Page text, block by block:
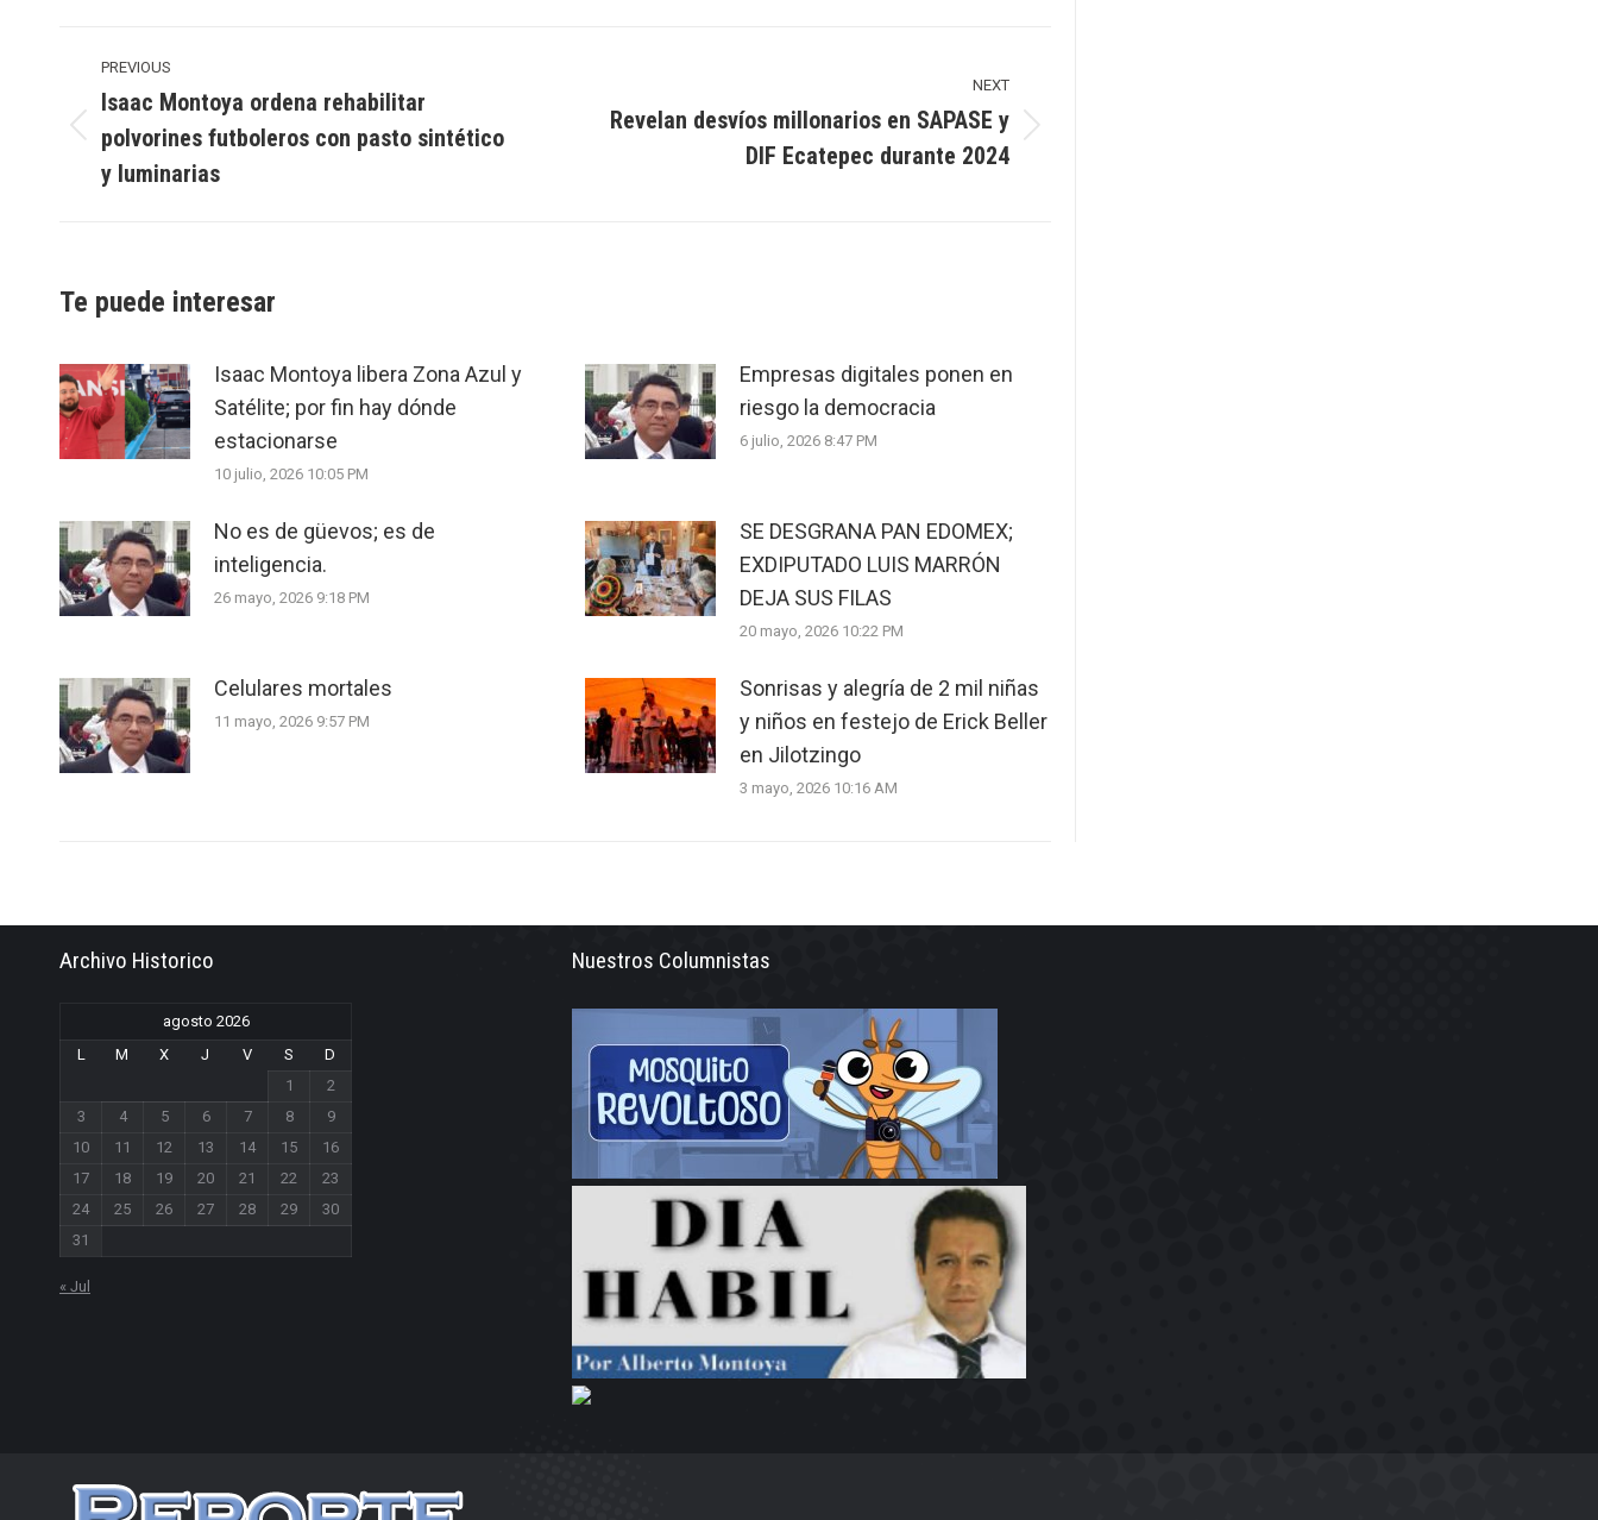
navigation
PREVIOUS
Previous
post:
Isaac Montoya ordena rehabilitar
polvorines futboleros con pasto sintético
y luminarias
NEXT
Revelan desvíos millonarios en SAPASE y
DIF Ecatepec durante 2024
Te puede interesar
Isaac Montoya libera Zona Azul y
Satélite; por fin hay dónde
estacionarse
10 julio, 2026 10:05 PM
Empresas digitales ponen en
riesgo la democracia
6 julio, 2026 8:47 PM
No es de güevos; es de
inteligencia.
26 mayo, 2026 9:18 PM
SE DESGRANA PAN EDOMEX;
EXDIPUTADO LUIS MARRÓN
DEJA SUS FILAS
20 mayo, 2026 10:22 PM
Celulares mortales
11 mayo, 2026 9:57 PM
Sonrisas y alegría de 2 mil niñas
y niños en festejo de Erick Beller
en Jilotzingo
3 mayo, 2026 10:16 AM
Archivo Historico
agosto 2026
L
M X J V S
D
1
2
3
4 5 6 7 8
9
10
11 12 13 14 15
16
17
18 19 20 21 22
23
24
25 26 27 28 29
30
31
« Jul
Nuestros Columnistas